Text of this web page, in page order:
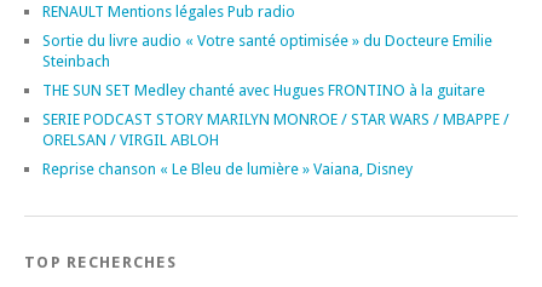
RENAULT Mentions légales Pub radio
Sortie du livre audio « Votre santé optimisée » du Docteure Emilie
Steinbach
THE SUN SET Medley chanté avec Hugues FRONTINO à la guitare
SERIE PODCAST STORY MARILYN MONROE / STAR WARS / MBAPPE /
ORELSAN / VIRGIL ABLOH
Reprise chanson « Le Bleu de lumière » Vaiana, Disney
TOP RECHERCHES